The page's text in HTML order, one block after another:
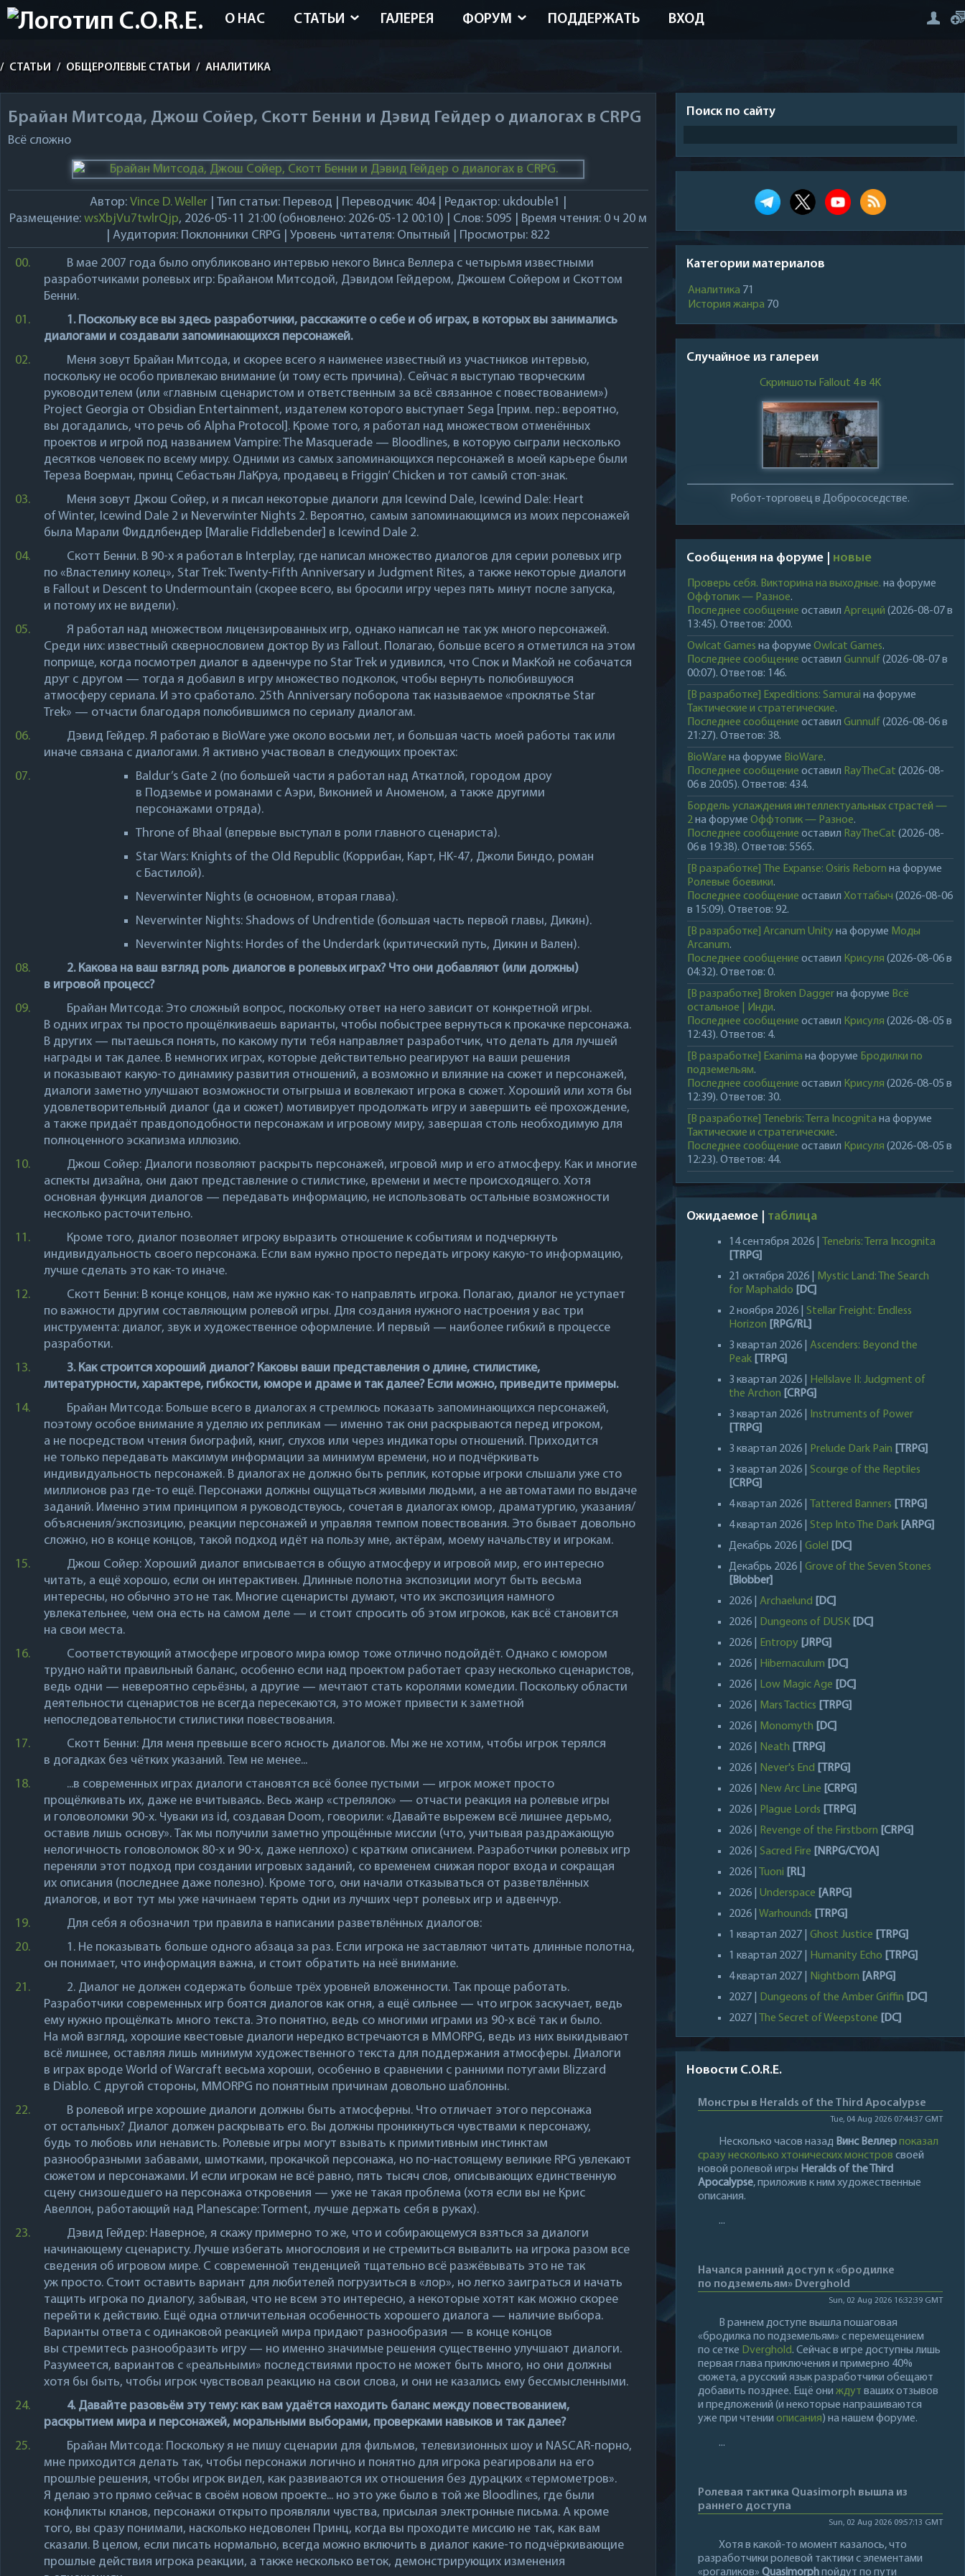
О НАС СТАТЬИ ГАЛЕРЕЯ ФОРУМ ПОДДЕРЖАТЬ ВХОД
/ СТАТЬИ / ОБЩЕРОЛЕВЫЕ СТАТЬИ / АНАЛИТИКА
Брайан Митсода, Джош Сойер, Скотт Бенни и Дэвид Гейдер о диалогах в CRPG
Всё сложно
Автор: Vince D. Weller| Тип статьи:Перевод | Переводчик: 404| Редактор: ukdouble1
Размещение: wsXbjVu7twlrQjp, 2026-05-11 21:00 (обновлено: 2026-05-12 00:10) | Слов: 5095 | Время чтения: 0 ч 20 м
| Аудитория: Поклонники CRPG | Уровень читателя: Опытный | Просмотры: 822
00. В мае 2007 года было опубликовано интервью некого Винса Веллера с четырьмя известными
разработчиками ролевых игр: Брайаном Митсодой, Дэвидом Гейдером, Джошем Сойером и Скоттом
Бенни.
01.
1. Поскольку все вы здесь разработчики, расскажите о себе и об играх, в которых вы занимались
диалогами и создавали запоминающихся персонажей.
02.
Меня зовут Брайан Митсода, и скорее всего я наименее известный из участников интервью,
поскольку не особо привлекаю внимание (и тому есть причина). Сейчас я выступаю творческим
руководителем (или «главным сценаристом и ответственным за всё связанное с повествованием»)
Project Georgia от Obsidian Entertainment, издателем которого выступает Sega [прим. пер.: вероятно,
вы догадались, что речь об Alpha Protocol]. Кроме того, я работал над множеством отменённых
проектов и игрой под названием Vampire: The Masquerade — Bloodlines, в которую сыграли несколько
десятков человек по всему миру. Одними из самых запоминающихся персонажей в моей карьере были
Тереза Воерман, принц Себастьян ЛаКруа, продавец в Friggin’ Chicken и тот самый стоп-знак.
03.
Меня зовут Джош Сойер, и я писал некоторые диалоги для Icewind Dale, Icewind Dale: Heart
of Winter, Icewind Dale 2 и Neverwinter Nights 2. Вероятно, самым запоминающимся из моих персонажей
была Марали Фиддлбендер [Maralie Fiddlebender] в Icewind Dale 2.
04.
Скотт Бенни. В 90-х я работал в Interplay, где написал множество диалогов для серии ролевых игр
по «Властелину колец», Star Trek: Twenty-Fifth Anniversary и Judgment Rites, а также некоторые диалоги
в Fallout и Descent to Undermountain (скорее всего, вы бросили игру через пять минут после запуска,
и потому их не видели).
05.
Я работал над множеством лицензированных игр, однако написал не так уж много персонажей.
Среди них: известный сквернословием доктор Ву из Fallout. Полагаю, больше всего я отметился на этом
поприще, когда посмотрел диалог в адвенчуре по Star Trek и удивился, что Спок и МакКой не собачатся
друг с другом — тогда я добавил в игру множество подколок, чтобы вернуть полюбившуюся
атмосферу сериала. И это сработало. 25th Anniversary поборола так называемое «проклятье Star
Trek» — отчасти благодаря полюбившимся по сериалу диалогам.
06.
Дэвид Гейдер. Я работаю в BioWare уже около восьми лет, и большая часть моей работы так или
иначе связана с диалогами. Я активно участвовал в следующих проектах:
07.
Baldur’s Gate 2 (по большей части я работал над Аткатлой, городом дроу
в Подземье и романами с Аэри, Виконией и Аноменом, а также другими
персонажами отряда).
Throne of Bhaal (впервые выступал в роли главного сценариста).
Star Wars: Knights of the Old Republic (Коррибан, Карт, HK-47, Джоли Биндо, роман
с Бастилой).
Neverwinter Nights (в основном, вторая глава).
Neverwinter Nights: Shadows of Undrentide (большая часть первой главы, Дикин).
Neverwinter Nights: Hordes of the Underdark (критический путь, Дикин и Вален).
08.
2. Какова на ваш взгляд роль диалогов в ролевых играх? Что они добавляют (или должны)
в игровой процесс?
09.
Брайан Митсода: Это сложный вопрос, поскольку ответ на него зависит от конкретной игры.
В одних играх ты просто прощёлкиваешь варианты, чтобы побыстрее вернуться к прокачке персонажа.
В других — пытаешься понять, по какому пути тебя направляет разработчик, что делать для лучшей
награды и так далее. В немногих играх, которые действительно реагируют на ваши решения
и показывают какую-то динамику развития отношений, а возможно и влияние на сюжет и персонажей,
диалоги заметно улучшают возможности отыгрыша и вовлекают игрока в сюжет. Хороший или хотя бы
удовлетворительный диалог (да и сюжет) мотивирует продолжать игру и завершить её прохождение,
а также придаёт правдоподобности персонажам и игровому миру, завершая столь необходимую для
полноценного эскапизма иллюзию.
10.
Джош Сойер: Диалоги позволяют раскрыть персонажей, игровой мир и его атмосферу. Как и многие
аспекты дизайна, они дают представление о стилистике, времени и месте происходящего. Хотя
основная функция диалогов — передавать информацию, не использовать остальные возможности
несколько расточительно.
11.
Кроме того, диалог позволяет игроку выразить отношение к событиям и подчеркнуть
индивидуальность своего персонажа. Если вам нужно просто передать игроку какую-то информацию,
лучше сделать это как-то иначе.
12.
Скотт Бенни: В конце концов, нам же нужно как-то направлять игрока. Полагаю, диалог не уступает
по важности другим составляющим ролевой игры. Для создания нужного настроения у вас три
инструмента: диалог, звук и художественное оформление. И первый — наиболее гибкий в процессе
разработки.
13.
3. Как строится хороший диалог? Каковы ваши представления о длине, стилистике,
литературности, характере, гибкости, юморе и драме и так далее? Если можно, приведите примеры.
14.
Брайан Митсода: Больше всего в диалогах я стремлюсь показать запоминающихся персонажей,
поэтому особое внимание я уделяю их репликам — именно так они раскрываются перед игроком,
а не посредством чтения биографий, книг, слухов или через индикаторы отношений. Приходится
не только передавать максимум информации за минимум времени, но и подчёркивать
индивидуальность персонажей. В диалогах не должно быть реплик, которые игроки слышали уже сто
миллионов раз где-то ещё. Персонажи должны ощущаться живыми людьми, а не автоматами по выдаче
заданий. Именно этим принципом я руководствуюсь, сочетая в диалогах юмор, драматургию, указания/
объяснения/экспозицию, реакции персонажей и управляя темпом повествования. Это бывает довольно
сложно, но в конце концов, такой подход идёт на пользу мне, актёрам, моему начальству и игрокам.
15.
Джош Сойер: Хороший диалог вписывается в общую атмосферу и игровой мир, его интересно
читать, а ещё хорошо, если он интерактивен. Длинные полотна экспозиции могут быть весьма
интересны, но обычно это не так. Многие сценаристы думают, что их экспозиция намного
увлекательнее, чем она есть на самом деле — и стоит спросить об этом игроков, как всё становится
на свои места.
16.
Соответствующий атмосфере игрового мира юмор тоже отлично подойдёт. Однако с юмором
трудно найти правильный баланс, особенно если над проектом работает сразу несколько сценаристов,
ведь одни — невероятно серьёзны, а другие — мечтают стать королями комедии. Поскольку области
деятельности сценаристов не всегда пересекаются, это может привести к заметной
непоследовательности стилистики повествования.
17.
Скотт Бенни: Для меня превыше всего ясность диалогов. Мы же не хотим, чтобы игрок терялся
в догадках без чётких указаний. Тем не менее...
18.
...в современных играх диалоги становятся всё более пустыми — игрок может просто
прощёлкивать их, даже не вчитываясь. Весь жанр «стрелялок» — отчасти реакция на ролевые игры
и головоломки 90-х. Чуваки из id, создавая Doom, говорили: «Давайте вырежем всё лишнее дерьмо,
оставив лишь основу». Так мы получили заметно упрощённые миссии (что, учитывая раздражающую
нелогичность головоломок 80-х и 90-х, даже неплохо) с кратким описанием. Разработчики ролевых игр
переняли этот подход при создании игровых заданий, со временем снижая порог входа и сокращая
их описания (последнее даже полезно). Кроме того, они начали отказываться от разветвлённых
диалогов, и вот тут мы уже начинаем терять одни из лучших черт ролевых игр и адвенчур.
19.
Для себя я обозначил три правила в написании разветвлённых диалогов:
20.
1. Не показывать больше одного абзаца за раз. Если игрока не заставляют читать длинные полотна,
он понимает, что информация важна, и стоит обратить на неё внимание.
21.
2. Диалог не должен содержать больше трёх уровней вложенности. Так проще работать.
Разработчики современных игр боятся диалогов как огня, а ещё сильнее — что игрок заскучает, ведь
ему нужно прощёлкать много текста. Это понятно, ведь со многими играми из 90-х всё так и было.
На мой взгляд, хорошие квестовые диалоги нередко встречаются в MMORPG, ведь из них выкидывают
всё лишнее, оставляя лишь минимум художественного текста для поддержания атмосферы. Диалоги
в играх вроде World of Warcraft весьма хороши, особенно в сравнении с ранними потугами Blizzard
в Diablo. С другой стороны, MMORPG по понятным причинам довольно шаблонны.
22.
В ролевой игре хорошие диалоги должны быть атмосферны. Что отличает этого персонажа
от остальных? Диалог должен раскрывать его. Вы должны проникнуться чувствами к персонажу,
будь то любовь или ненависть. Ролевые игры могут взывать к примитивным инстинктам
разнообразными забавами, шмотками, прокачкой персонажа, но по-настоящему великие RPG увлекают
сюжетом и персонажами. И если игрокам не всё равно, пять тысяч слов, описывающих единственную
сцену снизошедшего на персонажа откровения — уже не такая проблема (хотя если вы не Крис
Авеллон, работающий над Planescape: Torment, лучше держать себя в руках).
23.
Дэвид Гейдер: Наверное, я скажу примерно то же, что и собирающемуся взяться за диалоги
начинающему сценаристу. Лучше избегать многословия и не стремиться вывалить на игрока разом все
сведения об игровом мире. С современной тенденцией тщательно всё разжёвывать это не так
уж просто. Стоит оставить вариант для любителей погрузиться в «лор», но легко заиграться и начать
тащить игрока по диалогу, забывая, что не всем это интересно, а некоторые хотят как можно скорее
перейти к действию. Ещё одна отличительная особенность хорошего диалога — наличие выбора.
Варианты ответа с одинаковой реакцией мира придают разнообразия — в конце концов
вы стремитесь разнообразить игру — но именно значимые решения существенно улучшают диалоги.
Разумеется, вариантов с «реальными» последствиями просто не может быть много, но они должны
хотя бы быть, чтобы игрок чувствовал реакцию на свои слова, и они не казались ему бессмысленными.
24.
4. Давайте разовьём эту тему: как вам удаётся находить баланс между повествованием,
раскрытием мира и персонажей, моральными выборами, проверками навыков и так далее?
25.
Брайан Митсода: Поскольку я не пишу сценарии для фильмов, телевизионных шоу и NASCAR-порно,
мне приходится делать так, чтобы персонажи логично и понятно для игрока реагировали на его
прошлые решения, чтобы игрок видел, как развиваются их отношения без дурацких «термометров».
Я делаю это прямо сейчас в своём новом проекте... но это уже было в той же Bloodlines, где были
конфликты кланов, персонажи открыто проявляли чувства, присылая электронные письма. А кроме
того, вы сразу понимали, насколько недоволен Принц, когда вы проходите миссию не так, как вам
сказали. В целом, если писать нормально, всегда можно включить в диалог какие-то подчёркивающие
прошлые действия игрока реакции, а также несколько веток, демонстрирующих изменения
Поиск по сайту
Категории материалов
Аналитика 71
История жанра 70
Случайное из галереи
Скриншоты Fallout 4 в 4K
Робот-торговец в Добрососедстве.
Сообщения на форуме | новые
Проверь себя. Викторина на выходные. на форуме
Оффтопик — Разное.
Последнее сообщение оставил Аргеций (2026-08-07 в
13:45). Ответов: 2000.
Owlcat Games на форуме Owlcat Games.
Последнее сообщение оставил Gunnulf (2026-08-07 в
00:07). Ответов: 146.
[В разработке] Expeditions: Samurai на форуме
Тактические и стратегические.
Последнее сообщение оставил Gunnulf (2026-08-06 в
21:27). Ответов: 38.
BioWare на форуме BioWare.
Последнее сообщение оставил RayTheCat (2026-08-
06 в 20:05). Ответов: 434.
Бордель услаждения интеллектуальных страстей —
2на форуме Оффтопик — Разное.
Последнее сообщение оставил RayTheCat (2026-08-
06 в 19:38). Ответов: 5565.
[В разработке] The Expanse: Osiris Reborn на форуме
Ролевые боевики.
Последнее сообщение оставил Хоттабыч (2026-08-06
в 15:09). Ответов: 92.
[В разработке] Arcanum Unity на форуме Моды
Arcanum.
Последнее сообщение оставил Крисуля (2026-08-06 в
04:32). Ответов: 0.
[В разработке] Broken Daggerна форуме Всё
остальное | Инди.
Последнее сообщение оставил Крисуля (2026-08-05 в
12:43). Ответов: 4.
[В разработке] Exanima на форуме Бродилки по
подземельям.
Последнее сообщение оставил Крисуля (2026-08-05 в
12:39). Ответов: 30.
[В разработке] Tenebris: Terra Incognita на форуме
Тактические и стратегические.
Последнее сообщение оставил Крисуля (2026-08-05 в
12:23). Ответов: 44.
Ожидаемое | таблица
14 сентября 2026 |
Tenebris: Terra Incognita
[TRPG]
21 октября 2026 |
Mystic Land: The Search
for Maphaldo
[DC]
2 ноября 2026 | Stellar Freight: Endless
Horizon
[RPG/RL]
3 квартал 2026 |Ascenders: Beyond the
Peak
[TRPG]
3 квартал 2026 |
Hellslave II: Judgment of
the Archon [CRPG]
3 квартал 2026 |
Instruments of Power
[TRPG]
3 квартал 2026 |
Prelude Dark Pain
[TRPG]
3 квартал 2026 | Scourge of the Reptiles
[CRPG]
4 квартал 2026 |
Tattered Banners
[TRPG]
4 квартал 2026 | Step Into The Dark [ARPG]
Декабрь 2026 |Golel
[DC]
Декабрь 2026 |Grove of the Seven Stones
[Blobber]
2026 |Archaelund
[DC]
2026 |
Dungeons of DUSK
[DC]
2026 |
Entropy [JRPG]
2026 |
Hibernaculum
[DC]
2026 |
Low Magic Age
[DC]
2026 |
Mars Tactics
[TRPG]
2026 |
Monomyth
[DC]
2026 |
Neath
[TRPG]
2026 |
Never's End
[TRPG]
2026 |
New Arc Line [CRPG]
2026 |
Plague Lords
[TRPG]
2026 |
Revenge of the Firstborn [CRPG]
2026 | Sacred Fire
[NRPG/CYOA]
2026 |
Tuoni
[RL]
2026 |Underspace [ARPG]
2026 |Warhounds
[TRPG]
1 квартал 2027 |Ghost Justice
[TRPG]
1 квартал 2027 |
Humanity Echo
[TRPG]
4 квартал 2027 |
Nightborn [ARPG]
2027 |
Dungeons of the Amber Griffin
[DC]
2027 |
The Secret of Weepstone [DC]
Новости C.O.R.E.
Монстры в Heralds of the Third Apocalypse
Tue, 04 Aug 2026 07:44:37 GMT
Несколько часов назад Винс Веллер показал
сразу несколько хтонических монстров своей
новой ролевой игры Heralds of the Third
Apocalypse, приложив к ним художественные
описания.
...
Начался ранний доступ к «бродилке
по подземельям» Dverghold
Sun, 02 Aug 2026 16:32:39 GMT
В раннем доступе вышла пошаговая
«бродилка по подземельям» с перемещением
по сетке Dverghold. Сейчас в игре доступны лишь
первая глава приключения и примерно 40%
сюжета, а русский язык разработчики обещают
добавить позднее. Ещё они ждут ваших отзывов
и предложений (и некоторые напрашиваются
уже при чтении описания) на нашем форуме.
...
Ролевая тактика Quasimorph вышла из
раннего доступа
Sun, 02 Aug 2026 09:57:13 GMT
Хотя в какой-то момент казалось, что
разработчики ролевой тактики с элементами
«рогаликов» Quasimorphпойдут по пути